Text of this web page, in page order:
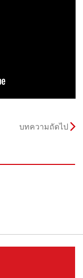
บทความถัดไป